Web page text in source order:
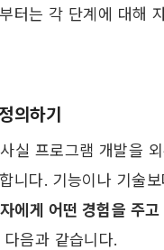
터는 각 단계에 대해
의하기
실 프로그램 개발을
니다. 기능이나 기술
에게 어떤 경험을 주고
음과 같습니다.